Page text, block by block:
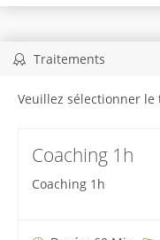
Traitements
Veuillez sélectionner
Coaching 1h
Coaching 1h